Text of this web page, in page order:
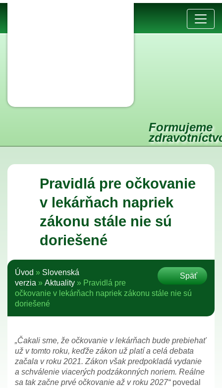
Formujeme
Pravidlá pre očkovanie
v lekárňach napriek
zákonu stále nie sú
doriešené
Späť
Úvod » Slovenská
verzia » Aktuality » Pravidlá pre
očkovanie v lekárňach napriek zákonu stále nie sú
doriešené
„Čakali sme, že očkovanie v lekárňach bude prebiehať
už v tomto roku, keďže zákon už platí a celá debata
začala v roku 2021. Zákon však predpokladá vydanie
a schválenie viacerých podzákonných noriem. Reálne
sa tak začne prvé očkovanie až v roku 2027“povedal